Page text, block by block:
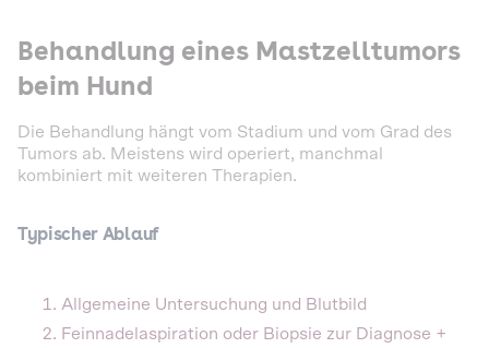
Behandlung eines Mastzelltumors
beim Hund
Die Behandlung hängt vom Stadium und vom Grad des
Tumors ab. Meistens wird operiert, manchmal
kombiniert mit weiteren Therapien.
Typischer Ablauf
Allgemeine Untersuchung und Blutbild
Feinnadelaspiration oder Biopsie zur Diagnose +